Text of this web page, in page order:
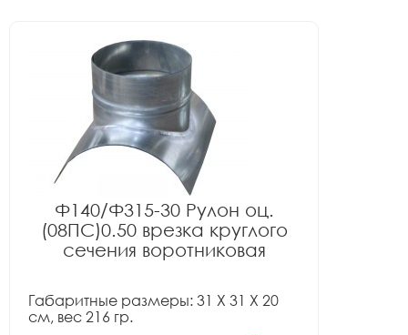
Ф140/Ф315-30 Рулон оц.
(08ПС)0.50 врезка круглого
сечения воротниковая
Габаритные размеры: 31 X 31 X 20
см, вес 216 гр.